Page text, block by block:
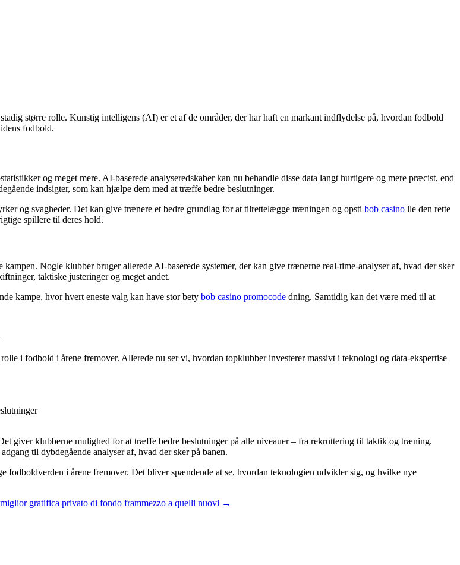
større rolle. Kunstig intelligens (AI) er et af de områder, der har haft en markant indflydelse på, hvordan fodbold
fodbold.
og meget mere. AI-baserede analyseredskaber kan nu behandle disse data langt hurtigere og mere præcist, end
indsigter, som kan hjælpe dem med at træffe bedre beslutninger.
og svagheder. Det kan give trænere et bedre grundlag for at tilrettelægge træningen og opsti bob casino lle den rette
spillere til deres hold.
Nogle klubber bruger allerede AI-baserede systemer, der kan give trænerne real-time-analyser af, hvad der sker
taktiske justeringer og meget andet.
kampe, hvor hvert eneste valg kan have stor bety bob casino promocode dning. Samtidig kan det være med til at
i fodbold i årene fremover. Allerede nu ser vi, hvordan topklubber investerer massivt i teknologi og data-ekspertise
giver klubberne mulighed for at træffe bedre beslutninger på alle niveauer – fra rekruttering til taktik og træning.
til dybdegående analyser af, hvad der sker på banen.
i årene fremover. Det bliver spændende at se, hvordan teknologien udvikler sig, og hvilke nye
gratifica privato di fondo frammezzo a quelli nuovi →